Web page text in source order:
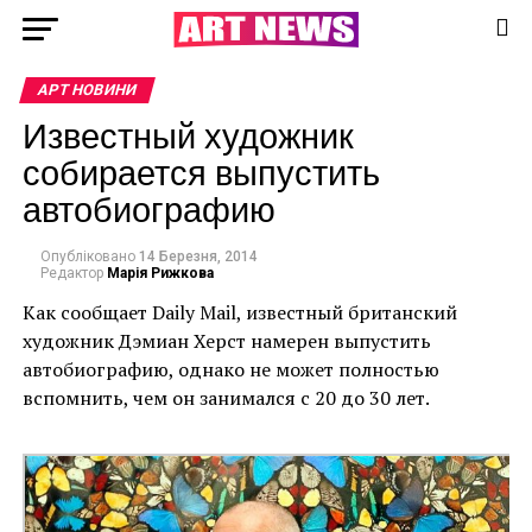
АРТ НОВИНИ
Известный художник
собирается выпустить
автобиографию
Опубліковано 14 Березня, 2014
Редактор Марія Рижкова
Как сообщает Daily Mail, известный британский
художник Дэмиан Херст намерен выпустить
автобиографию, однако не может полностью
вспомнить, чем он занимался с 20 до 30 лет.